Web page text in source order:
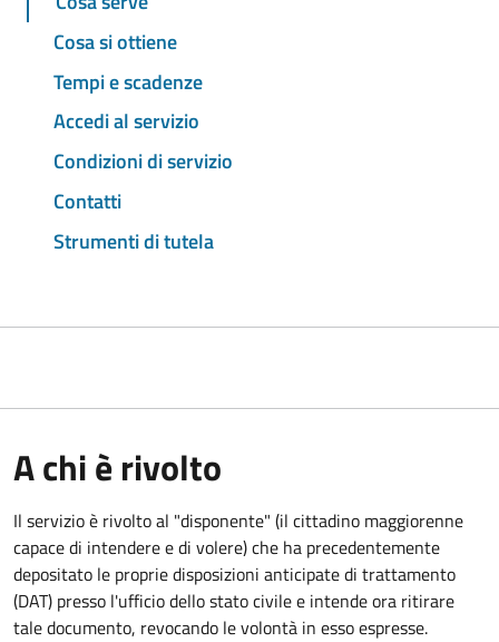
Cosa si ottiene
Tempi e scadenze
Accedi al servizio
Condizioni di servizio
Contatti
Strumenti di tutela
A chi è rivolto
Il servizio è rivolto al "disponente" (il cittadino maggiorenne
capace di intendere e di volere) che ha precedentemente
depositato le proprie disposizioni anticipate di trattamento
(DAT) presso l'ufficio dello stato civile e intende ora ritirare
tale documento, revocando le volontà in esso espresse.